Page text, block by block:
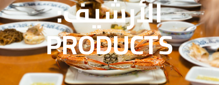
الأرشيف:
PRODUCTS